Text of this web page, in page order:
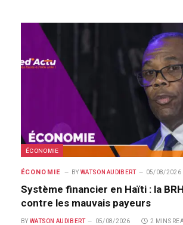
ÉCONOMIE
ÉCONOMIE BY WATSON AUDIBERT 05/08/2026
Système financier en Haïti : la
contre les mauvais payeurs
BY WATSON AUDIBERT 05/08/2026 2 MINS